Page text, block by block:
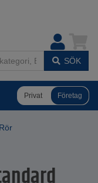
SÖK
Privat Företag
Rör